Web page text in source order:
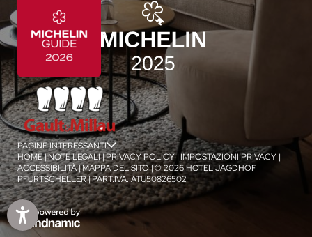
jSPA
1/4
PAGINE INTERESSANTI
HOME|NOTE LEGALI|PRIVACY POLICY|IMPOSTAZIONI PRIVACY |
ACCESSIBILITÀ|MAPPA DEL SITO|© 2026 HOTEL JAGDHOF
PFURTSCHELLER|PART.IVA: ATU50826502